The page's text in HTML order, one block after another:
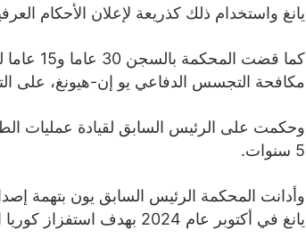
يانغ واستخدام ذلك كذريعة لإعلان الأحكام العرفية في 3 ديسمبر من
كما
مكافحة التجسس الدفاعي يو إن-هيونغ، على
5 سنوات.
وأدانت المحكمة الرئيس السابق يون بتهمة
يانغ في أكتوبر عام 2024 بهدف استفزاز كوريا الشمالية عسكريا لخلق ذريعة لإعلان الأحكام العرفية.